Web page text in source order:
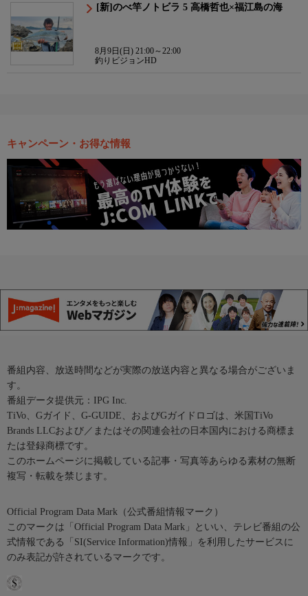
[新]のべ竿ノトビラ 5 高橋哲也×福江島の海
8月9日(日) 21:00～22:00
釣りビジョンHD
キャンペーン・お得な情報
番組内容、放送時間などが実際の放送内容と異なる場合がございま
す。
番組データ提供元：IPG Inc.
TiVo、Gガイド、G-GUIDE、およびGガイドロゴは、米国TiVo
Brands LLCおよび／またはその関連会社の日本国内における商標ま
たは登録商標です。
このホームページに掲載している記事・写真等あらゆる素材の無断
複写・転載を禁じます。
Official Program Data Mark（公式番組情報マーク）
このマークは「Official Program Data Mark」といい、テレビ番組の公
式情報である「SI(Service Information)情報」を利用したサービスに
のみ表記が許されているマークです。